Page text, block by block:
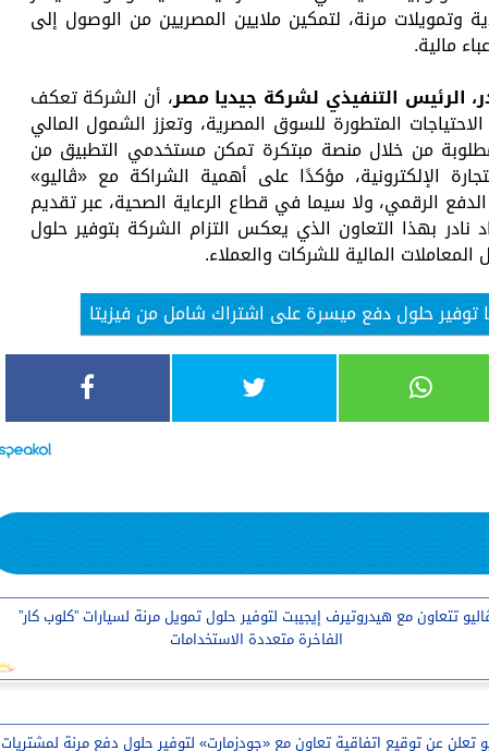
مرنة، لتمكين ملايين المصريين من الوصول إلى
مالية.
الرئيس التنفيذي لشركة جيديا مصر، أن الشركة تعكف
المتطورة للسوق المصرية، وتعزز الشمول المالي
من خلال منصة مبتكرة تمكن مستخدمي التطبيق من
الإلكترونية، مؤكدًا على أهمية الشراكة مع «ڤاليو»
الرقمي، ولا سيما في قطاع الرعاية الصحية، عبر تقديم
بهذا التعاون الذي يعكس التزام الشركة بتوفير حلول
المالية للشركات والعملاء.
توفير حلول دفع ميسرة على اشتراك شامل من فيزيتا
تتعاون مع هيدروتيرف إيجيبت لتوفير حلول تمويل مرنة لسيارات ”كلوب كار”
الفاخرة متعددة الاستخدامات
تعلن عن توقيع اتفاقية تعاون مع «جودزمارت» لتوفير حلول دفع مرنة لمشتريات